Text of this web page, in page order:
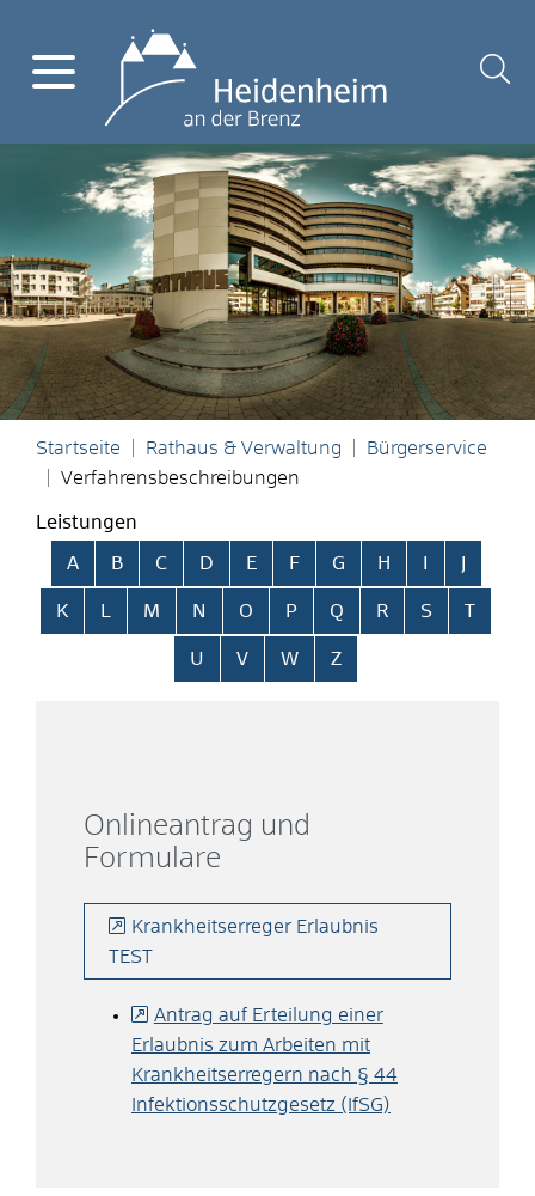
Startseite Rathaus & Verwaltung
Bürgerservice
Verfahrensbeschreibungen
Leistungen
Alphabetisches Register überspringen
A B C D E F G H
K L M N O P Q R S T
U V W Z
Onlineantrag und
Formulare
Krankheitserreger Erlaubnis
TEST
Antrag auf Erteilung einer
Erlaubnis zum Arbeiten mit
Krankheitserregern nach § 44
Infektionsschutzgesetz (IfSG)